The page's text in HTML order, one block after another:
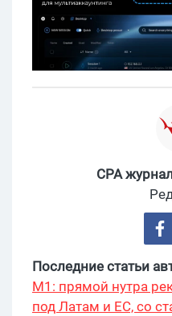
CPA
Последние статьи
М1: прямой нутра
под Латам и ЕС, со